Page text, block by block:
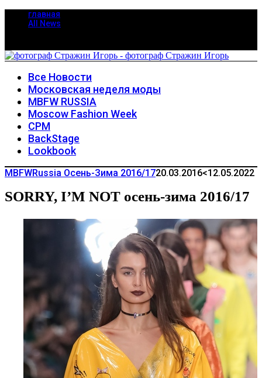
главная
All News
Все Новости
Московская неделя моды
MBFW RUSSIA
Moscow Fashion Week
CPM
BackStage
Lookbook
MBFWRussia Осень-Зима 2016/1720.03.2016<12.05.2022
SORRY, I’M NOT осень-зима 2016/17